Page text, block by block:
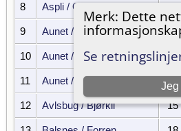
Merk: Dette
Se
Jeg
8 Aspli / Oddebug 12
9 Aunet / Snildal 24
10 Aunet / Sætergård 23
11 Aunet / Volden 21
12 Avlsbug / Bjørkli 15